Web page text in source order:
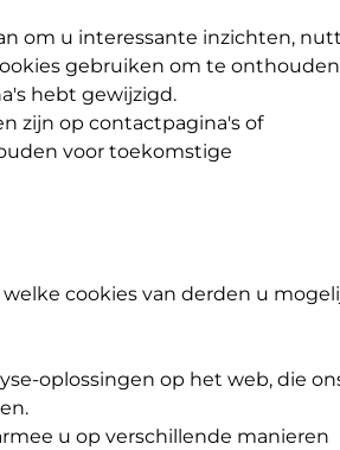
om u interessante inzichten,
gebruiken om te
hebt gewijzigd.
zijn op contactpagina's of
voor toekomstige
cookies van derden u
oplossingen op het web, die
u op verschillende manieren